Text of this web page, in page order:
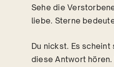
Sehe die
liebe. Sterne
Du nickst. Es
diese Antwort hören.